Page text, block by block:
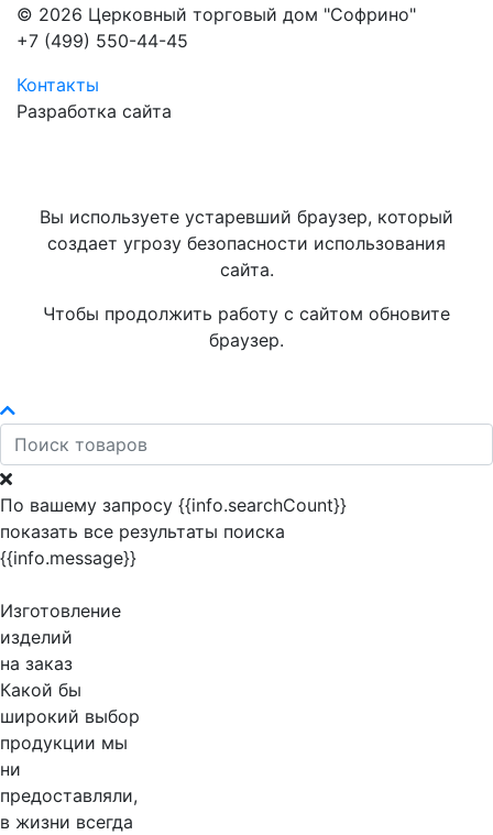
© 2026 Церковный торговый дом "Софрино"
+7 (499) 550-44-45
Контакты
Разработка сайта
Вы используете устаревший браузер, который
создает угрозу безопасности использования
сайта.
Чтобы продолжить работу с сайтом обновите
браузер.
По вашему запросу {{info.searchCount}}
показать все результаты поиска
{{info.message}}
Изготовление
изделий
на заказ
Какой бы
широкий выбор
продукции мы
ни
предоставляли,
в жизни всегда